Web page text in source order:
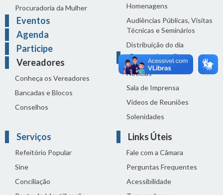
Procuradoria da Mulher
Eventos
Agenda
Participe
Vereadores
Conheça os Vereadores
Bancadas e Blocos
Conselhos
Homenagens
Audiências Públicas, Visitas
Técnicas e Seminários
Distribuição do dia
Comunicação
Notícias
Sala de Imprensa
Vídeos de Reuniões
Solenidades
Serviços
Refeitório Popular
Sine
Conciliação
Links Úteis
Fale com a Câmara
Perguntas Frequentes
Acessibilidade